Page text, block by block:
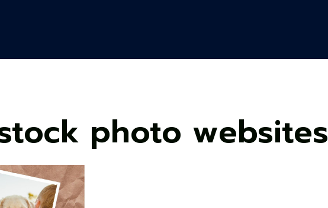
photo websites